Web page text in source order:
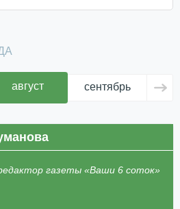
август сентябрь
газеты «Ваши 6 соток»